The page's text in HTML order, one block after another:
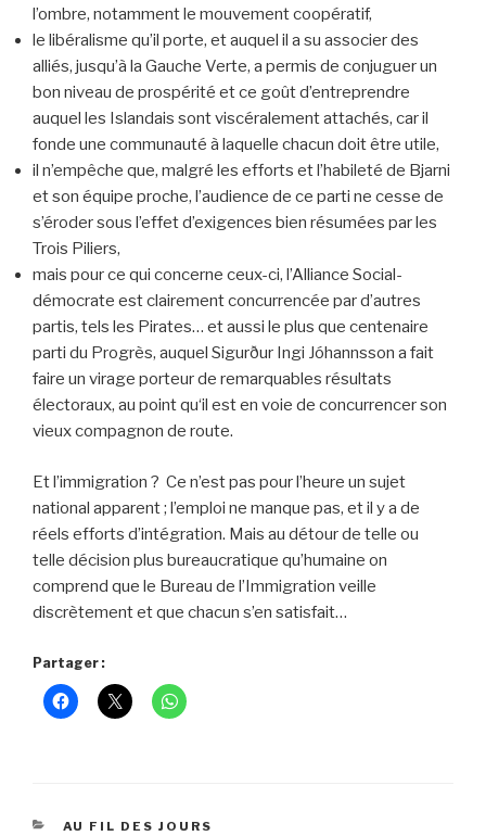
l’ombre, notamment le mouvement coopératif,
le libéralisme qu’il porte, et auquel il a su associer des
alliés, jusqu’à la Gauche Verte, a permis de conjuguer un
bon niveau de prospérité et ce goût d’entreprendre
auquel les Islandais sont viscéralement attachés, car il
fonde une communauté à laquelle chacun doit être utile,
il n’empêche que, malgré les efforts et l’habileté de Bjarni
et son équipe proche, l’audience de ce parti ne cesse de
s’éroder sous l’effet d’exigences bien résumées par les
Trois Piliers,
mais pour ce qui concerne ceux-ci, l’Alliance Social-
démocrate est clairement concurrencée par d’autres
partis, tels les Pirates… et aussi le plus que centenaire
parti du Progrès, auquel Sigurður Ingi Jóhannsson a fait
faire un virage porteur de remarquables résultats
électoraux, au point qu‘il est en voie de concurrencer son
vieux compagnon de route.
Et l’immigration ? Ce n’est pas pour l’heure un sujet
national apparent ; l’emploi ne manque pas, et il y a de
réels efforts d’intégration. Mais au détour de telle ou
telle décision plus bureaucratique qu’humaine on
comprend que le Bureau de l’Immigration veille
discrètement et que chacun s’en satisfait…
Partager :
CATÉGORIES
AU FIL DES JOURS